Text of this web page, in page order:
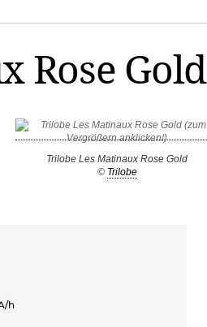
Rose Gold
Trilobe Les Matinaux Rose Gold
© Trilobe
h